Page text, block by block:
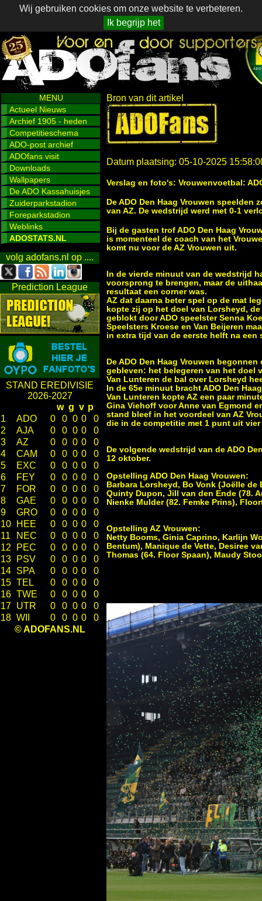
Wij gebruiken cookies om onze website te verbeteren.
Ik begrijp het
MENU
Actueel Nieuws
Archief 1905 - heden
Competitieschema
ADO-post archief
ADOfans visit
Downloads
Wallpapers
De ADO Kassahuisjes
Zuiderparkstadion
Foreparkstadion
Weblinks
ADOSTATS.NL
volg adofans.nl op ....
Prediction League
STAND EREDIVISIE
2026-2027
w g v p
1
ADO 0 0 0 0
0
2
AJA 0 0 0 0
0
3
AZ 0 0 0 0
0
4
CAM 0 0 0 0
0
5
EXC 0 0 0 0
0
6
FEY 0 0 0 0
0
7
FOR 0 0 0 0
0
8
GAE 0 0 0 0
0
9
GRO 0 0 0 0
0
10
HEE 0 0 0 0
0
11
NEC 0 0 0 0
0
12
PEC 0 0 0 0
0
13
PSV 0 0 0 0
0
14 SPA 0 0 0 0
0
15 TEL 0 0 0 0
0
16 TWE 0 0 0 0
0
17 UTR 0 0 0 0
0
18 WII 0 0 0 0
0
© ADOFANS.NL
Bron van dit artikel
Datum plaatsing: 05-10-2025
Verslag en foto's: Vrouwenvoetbal:
De ADO Den Haag Vrouwen
van AZ. De wedstrijd werd met 0-1
Bij de gasten trof ADO Den Haag
is momenteel de coach van het
komt nu voor de AZ Vrouwen uit.
In de vierde minuut van de wedstrijd
voorsprong te brengen, maar de
resultaat een corner was.
AZ dat daarna beter spel op de mat
kopte zij op het doel van Lorsheyd,
geblokt door ADO speelster Senna
Speelsters Kroese en Van Beijeren
in extra tijd van de eerste helft na
De ADO Den Haag Vrouwen
gebleven: het belegeren van het doel
Van Lunteren de bal over Lorsheyd
In de 65e minuut bracht ADO Den
Van Lunteren kopte AZ een paar
Gina Viehoff voor Anne van Egmond
stand bleef in het voordeel van AZ
die in de competitie met 1 punt uit
De volgende wedstrijd van de ADO
12 oktober.
Opstelling ADO Den Haag Vrouwen:
Barbara Lorsheyd, Bo Vonk (Joëlle
Quinty Dupon, Jill van den Ende (78.
Nienke Mulder (82. Femke Prins),
Opstelling AZ Vrouwen:
Netty Booms, Ginia Caprino, Karlijn
Bentum), Manique de Vette, Desiree
Thomas (64. Floor Spaan), Maudy